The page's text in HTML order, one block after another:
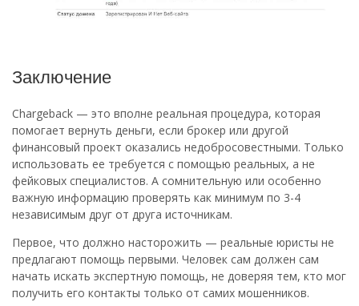
Заключение
Chargeback — это вполне реальная процедура, которая
помогает вернуть деньги, если брокер или другой
финансовый проект оказались недобросовестными. Только
использовать ее требуется с помощью реальных, а не
фейковых специалистов. А сомнительную или особенно
важную информацию проверять как минимум по 3-4
независимым друг от друга источникам.
Первое, что должно насторожить — реальные юристы не
предлагают помощь первыми. Человек сам должен сам
начать искать экспертную помощь, не доверяя тем, кто мог
получить его контакты только от самих мошенников.